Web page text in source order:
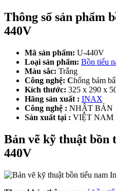
Thông số sản phẩm
440V
Mã sản phẩm: U-440V
Loại sản phẩm: Bồn tiểu
Màu sắc: Trắng
Công nghệ: Chống bám
Kích thước: 325 x 290 x
Hãng sản xuất : INAX
Công nghệ : NHẬT BẢN
Sản xuất tại : VIỆT NAM
Bản vẽ kỹ thuật bồn
440V